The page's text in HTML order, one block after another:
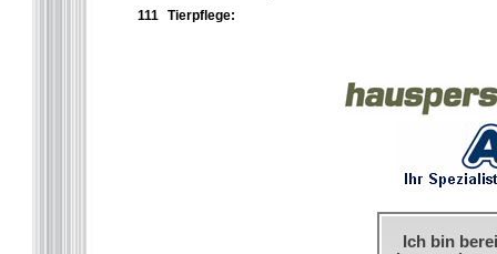
111 Tierpflege:
Ich bin